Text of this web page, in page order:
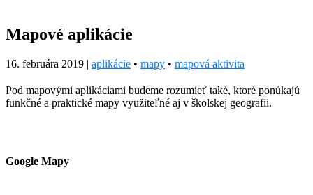
Mapové aplikácie
16. februára 2019 | aplikácie • mapy • mapová aktivita
Pod mapovými aplikáciami budeme rozumieť také, ktoré ponúkajú
funkčné a praktické mapy využiteľné aj v školskej geografii.
Google Mapy